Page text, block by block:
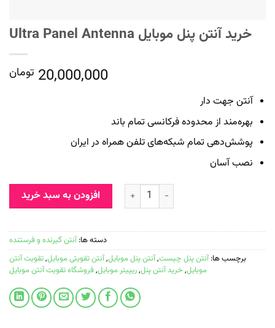
خرید آنتن پنل موبایل Ultra Panel Antenna
20,000,000 تومان
آنتن جهت دار
بهره‌مند از محدوده فرکانسی تمام باند
پوشش‌دهی تمام شبکه‌های تلفن همراه در ایران
نصب آسان
افزودن به سبد خرید
دسته ها:آنتن گیرنده و فرستنده
برچسب ها:آنتن پنل چیست,آنتن پنل موبایل,آنتن تقویتی موبایل,تقویت آنتن
موبایل, خرید آنتن پنل,ریپیتر موبایل,فروشگاه تقویت آنتن موبایل